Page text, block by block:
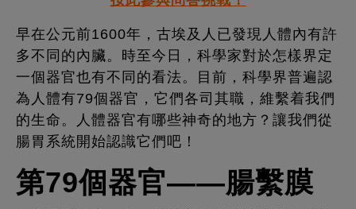
早在公元前1600年，古埃及人已發現人體內有許
多不同的內臟。時至今日，科學家對於怎樣界定
一個器官也有不同的看法。目前，科學界普遍認
為人體有79個器官，它們各司其職，維繫着我們
的生命。人體器官有哪些神奇的地方？讓我們從
腸胃系統開始認識它們吧！
第79個器官——腸繫膜